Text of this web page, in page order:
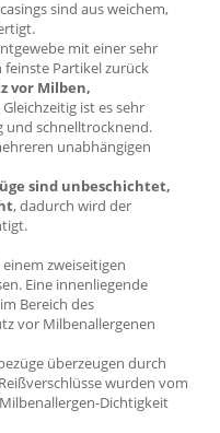
sind aus weichem,
mit einer sehr
Partikel zurück
vor Milben,
Gleichzeitig ist es sehr
und schnelltrocknend.
unabhängigen
sind unbeschichtet,
, dadurch wird der
zweiseitigen
Eine innenliegende
Bereich des
vor Milbenallergenen
überzeugen durch
wurden vom
Dichtigkeit